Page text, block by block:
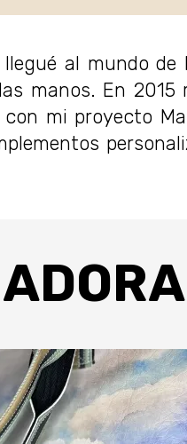
al mundo
manos. En
mi proyecto